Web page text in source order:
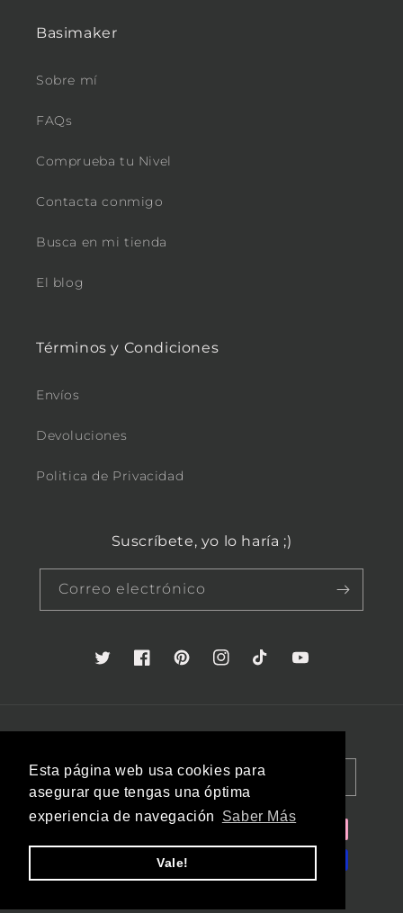
Esta página web usa cookies para
asegurar que tengas una óptima
experiencia de navegación
Saber Más
Vale!
Basimaker
Sobre mí
FAQs
Comprueba tu Nivel
Contacta conmigo
Busca en mi tienda
El blog
Términos y Condiciones
Envíos
Devoluciones
Politica de Privacidad
Suscríbete, yo lo haría ;)
Correo electrónico
TwitterFacebookPinterestInstagramTikTokYouTube
España (EUR €) Español
Formas
de